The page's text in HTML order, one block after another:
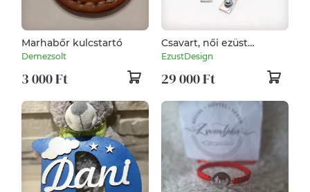
Marhabőr kulcstartó
Demezsolt
3 000 Ft
Csavart, női ezüst
fülbevaló pár (EF.157)
EzustDesign
29 000 Ft